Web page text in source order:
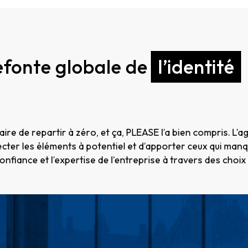
globale de l’identité
de repartir à zéro, et ça, PLEASE l’a bien compris.
les éléments à potentiel et d’apporter ceux qui
et l’expertise de l’entreprise à travers des